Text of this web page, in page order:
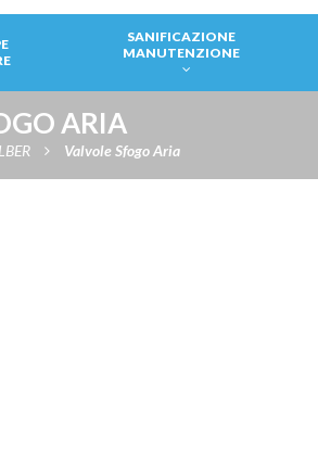
SANIFICAZIONE
MANUTENZIONE
ARIA
Valvole Sfogo Aria